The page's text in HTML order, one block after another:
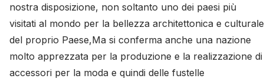
nostra disposizione, non soltanto uno dei paesi più
visitati al mondo per la bellezza architettonica e culturale
del proprio Paese,Ma si conferma anche una nazione
molto apprezzata per la produzione e la realizzazione di
accessori per la moda e quindi delle fustelle